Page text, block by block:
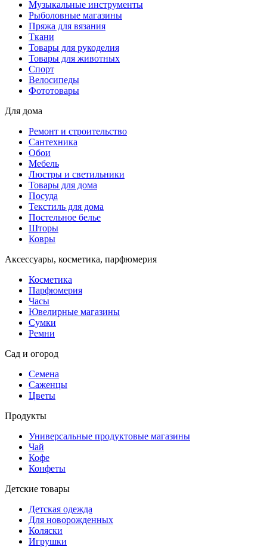
Музыкальные инструменты
Рыболовные магазины
Пряжа для вязания
Ткани
Товары для рукоделия
Товары для животных
Спорт
Велосипеды
Фототовары
Для дома
Ремонт и строительство
Сантехника
Обои
Мебель
Люстры и светильники
Товары для дома
Посуда
Текстиль для дома
Постельное белье
Шторы
Ковры
Аксессуары, косметика, парфюмерия
Косметика
Парфюмерия
Часы
Ювелирные магазины
Сумки
Ремни
Сад и огород
Семена
Саженцы
Цветы
Продукты
Универсальные продуктовые магазины
Чай
Кофе
Конфеты
Детские товары
Детская одежда
Для новорожденных
Коляски
Игрушки